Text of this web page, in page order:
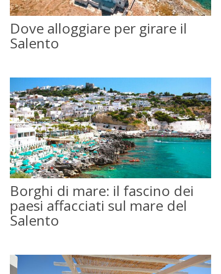
FRANÇAIS
Dove alloggiare per girare il
Salento
Borghi di mare: il fascino dei
paesi affacciati sul mare del
Salento